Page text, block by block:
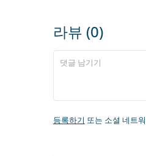
라뷰 (0)
등록하기 또는 소셜 네트